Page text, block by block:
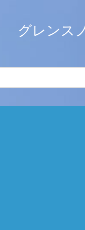
グレンス